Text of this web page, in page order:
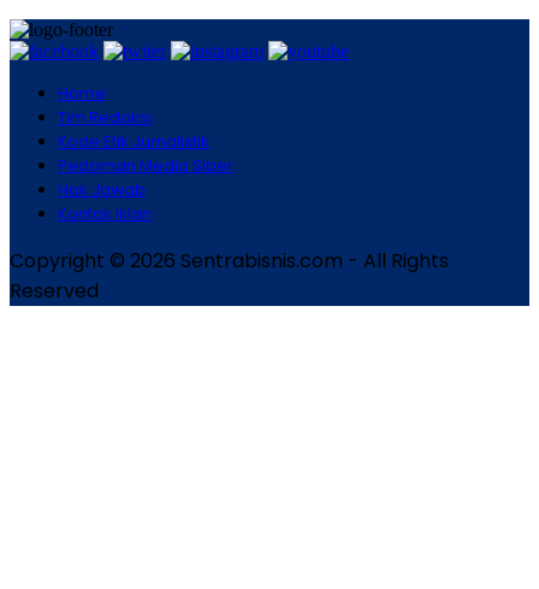
Home
Tim Redaksi
Kode Etik Jurnalistik
Pedoman Media Siber
Hak Jawab
Kontak Iklan
Copyright © 2026 Sentrabisnis.com - All Rights
Reserved